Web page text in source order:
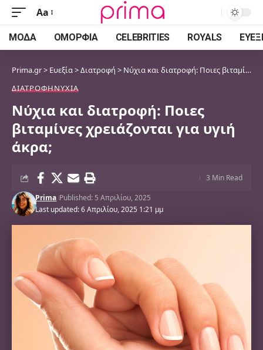
Font
Resizer
Aa
ΜΌΔΑ ΟΜΟΡΦΙΆ CELEBRITIES ROYALS
Prima.gr> Ευεξία>Διατροφή > Νύχια και διατροφή: Ποιες βιταμίνες χρειάζονται για υγιή άκρα;
ΔΙΑΤΡΟΦΉΝΎΧΙΑ
Νύχια και διατροφή: Ποιες
βιταμίνες χρειάζονται για υγιή
άκρα;
Last updated: 6 Απριλίου, 2025 1:21 μμ
Prima Published: 5 Απριλίου, 2025
3 Min Read